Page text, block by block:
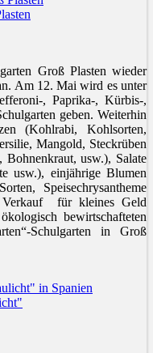
Groß Plasten wieder
Am 12. Mai wird es unter
, Paprika-, Kürbis-,
geben. Weiterhin
(Kohlrabi, Kohlsorten,
Mangold, Steckrüben
usw.), Salate
usw.), einjährige Blumen
Speisechrysantheme
Verkauf für kleines Geld
bewirtschafteten
Schulgarten in Groß